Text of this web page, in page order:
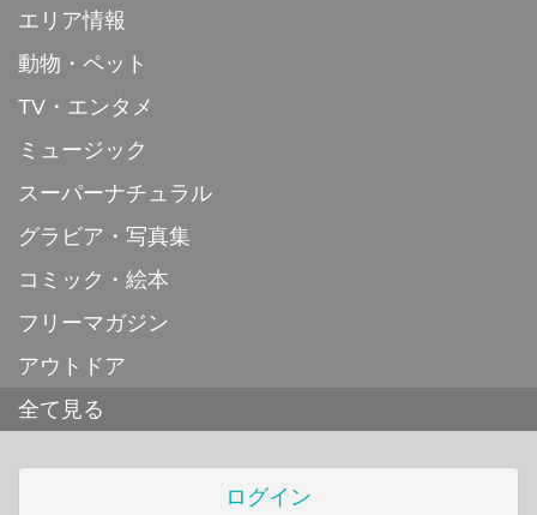
エリア情報
動物・ペット
TV・エンタメ
ミュージック
スーパーナチュラル
グラビア・写真集
コミック・絵本
フリーマガジン
アウトドア
全て見る
ログイン